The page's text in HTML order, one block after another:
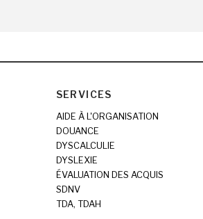
SERVICES
AIDE À L'ORGANISATION
DOUANCE
DYSCALCULIE
DYSLEXIE
ÉVALUATION DES ACQUIS
SDNV
TDA, TDAH